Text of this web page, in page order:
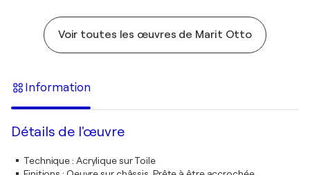
Voir toutes les œuvres de Marit Otto
Information
Détails de l'œuvre
Technique: Acrylique sur Toile